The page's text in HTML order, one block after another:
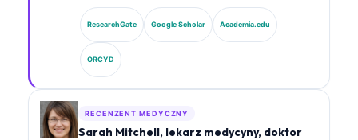
doświadczeniem w medycynie laboratoryjnej oraz
analizie klinicznej wspomaganej przez AI. Jako Chief
Medical Officer w Kantesti AI sprawuje nadzór
kliniczny nad medyczną dokładnością zastrzeżonej
sieci neuronowej. Dr Klein opublikował obszernie
prace dotyczące interpretacji biomarkerów i
diagnostyki laboratoryjnej w obszarze medycyny
ResearchGate Google Scholar Academia.edu
ORCYD
RECENZENT MEDYCZNY
Sarah Mitchell, lekarz medycyny, doktor